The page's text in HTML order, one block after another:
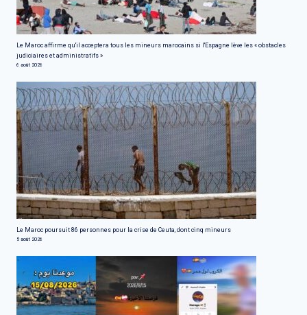
Le Maroc affirme qu'il acceptera tous les mineurs marocains si l'Espagne lève les « obstacles
judiciaires et administratifs »
6 août 2026
Le Maroc poursuit 86 personnes pour la crise de Ceuta, dont cinq mineurs
5 août 2026